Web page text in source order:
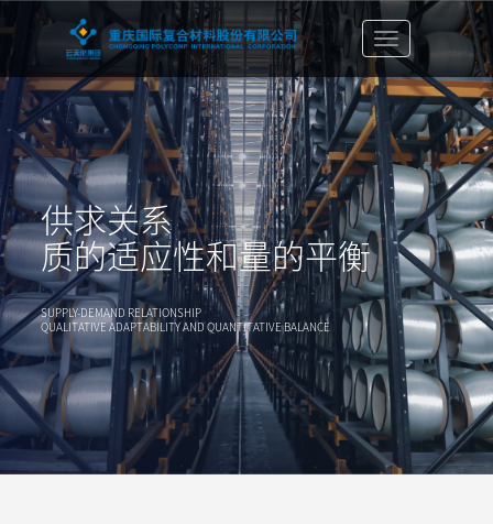
切
换
导
航
栏
供求关系
质的适应性和量的平衡
SUPPLY-DEMAND RELATIONSHIP
QUALITATIVE ADAPTABILITY AND QUANTITATIVE BALANCE